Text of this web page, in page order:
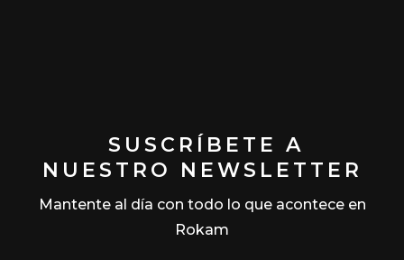
SUSCRÍBETE A
NUESTRO NEWSLETTER
Mantente al día con todo lo que acontece en
Rokam